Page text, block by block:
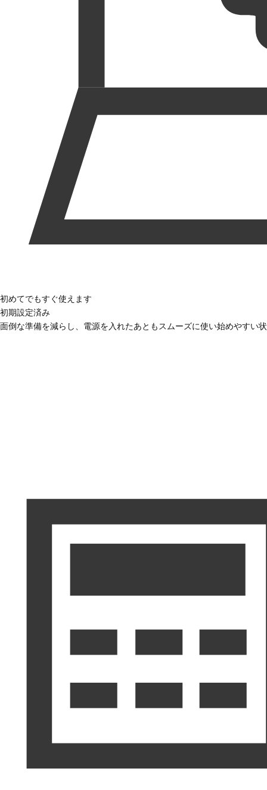
初めてでもすぐ使えます
初期設定済み
面倒な準備を減らし、電源を入れたあともスムーズに使い始めやすい